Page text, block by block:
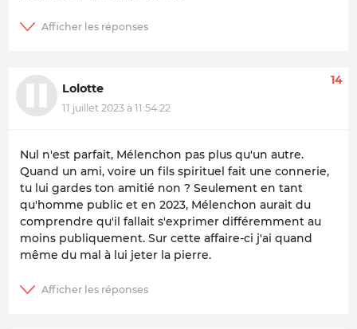
Lolotte
11 juillet 2023 à 11:54:22
14
Nul n'est parfait, Mélenchon pas plus qu'un autre.
Quand un ami, voire un fils spirituel fait une connerie,
tu lui gardes ton amitié non ? Seulement en tant
qu'homme public et en 2023, Mélenchon aurait du
comprendre qu'il fallait s'exprimer différemment au
moins publiquement. Sur cette affaire-ci j'ai quand
même du mal à lui jeter la pierre.